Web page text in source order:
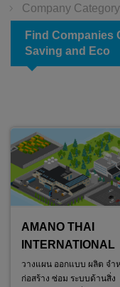
Company
Find Companies
Saving and Eco
AMANO THAI
INTERNATIONAL
วางแผน ออกแบบ ผลิต จำ
ก่อสร้าง ซ่อม ระบบด้านสิ่ง